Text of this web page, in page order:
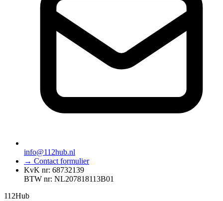
info@112hub.nl
→ Contact formulier
KvK nr: 68732139
BTW nr: NL207818113B01
112Hub